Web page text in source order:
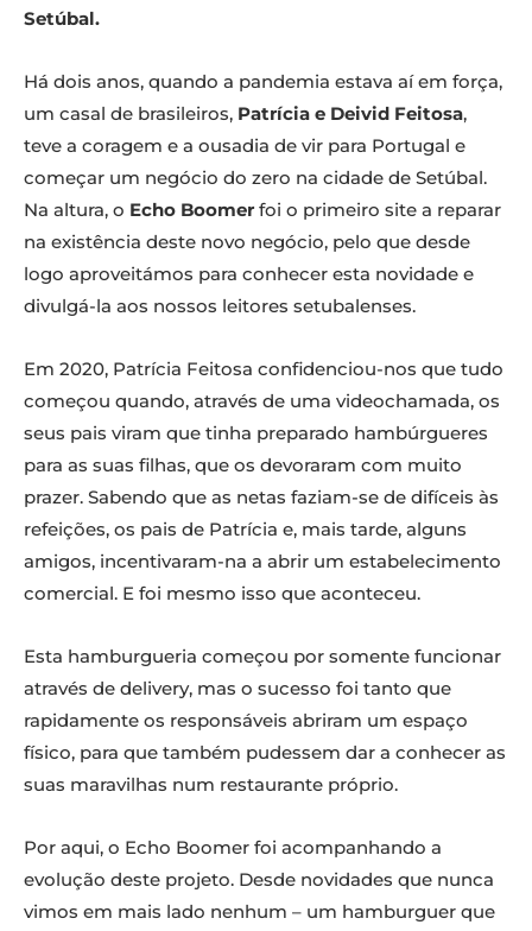
Setúbal.
Há dois anos, quando a pandemia estava aí em força,
um casal de brasileiros, Patrícia e Deivid Feitosa,
teve a coragem e a ousadia de vir para Portugal e
começar um negócio do zero na cidade de Setúbal.
Na altura, o Echo Boomer foi o primeiro site a reparar
na existência deste novo negócio, pelo que desde
logo aproveitámos para conhecer esta novidade e
divulgá-la aos nossos leitores setubalenses.
Em 2020, Patrícia Feitosa confidenciou-nos que tudo
começou quando, através de uma videochamada, os
seus pais viram que tinha preparado hambúrgueres
para as suas filhas, que os devoraram com muito
prazer. Sabendo que as netas faziam-se de difíceis às
refeições, os pais de Patrícia e, mais tarde, alguns
amigos, incentivaram-na a abrir um estabelecimento
comercial. E foi mesmo isso que aconteceu.
Esta hamburgueria começou por somente funcionar
através de delivery, mas o sucesso foi tanto que
rapidamente os responsáveis abriram um espaço
físico, para que também pudessem dar a conhecer as
suas maravilhas num restaurante próprio.
Por aqui, o Echo Boomer foi acompanhando a
evolução deste projeto. Desde novidades que nunca
vimos em mais lado nenhum – um hamburguer que